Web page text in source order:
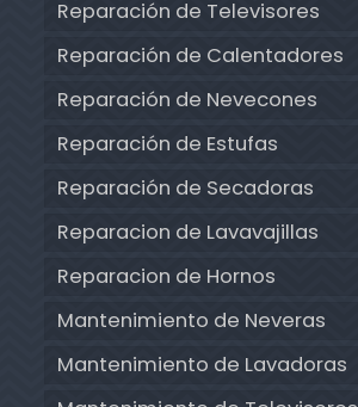
Reparación de Televisores
Reparación de Calentadores
Reparación de Nevecones
Reparación de Estufas
Reparación de Secadoras
Reparacion de Lavavajillas
Reparacion de Hornos
Mantenimiento de Neveras
Mantenimiento de Lavadoras